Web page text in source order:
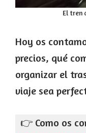
El tren
Hoy os
precios, qué
organizar el
viaje sea
👉 Como os